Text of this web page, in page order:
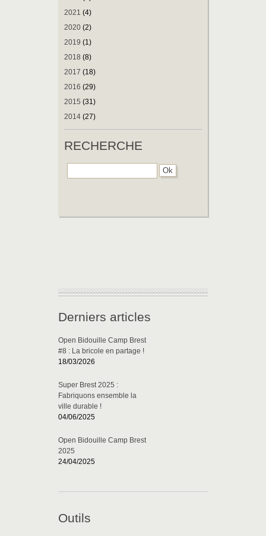
2021 (4)
2020 (2)
2019 (1)
2018 (8)
2017 (18)
2016 (29)
2015 (31)
2014 (27)
RECHERCHE
Derniers articles
Open Bidouille Camp Brest
#8 : La bricole en partage !
18/03/2026
Super Brest 2025 :
Fabriquons ensemble la
ville durable !
04/06/2025
Open Bidouille Camp Brest
2025
24/04/2025
Outils